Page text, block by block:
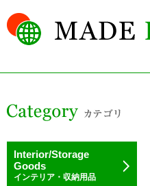
Interior/Storage
Goods
インテリア・収納用品